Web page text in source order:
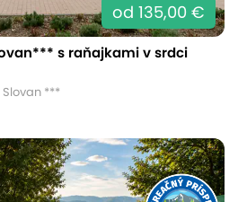
od 135,00 €
s raňajkami v srdci
***